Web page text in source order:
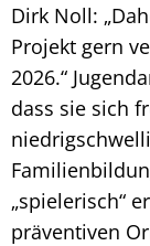
Dirk Noll:
Projekt gern
2026.“
dass sie sich
„spielerisch“
präventiven